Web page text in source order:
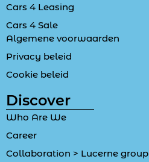
Cars 4 Leasing
Cars 4 Sale
Algemene voorwaarden
Privacy beleid
Cookie beleid
Discover
Who Are We
Career
Collaboration > Lucerne group